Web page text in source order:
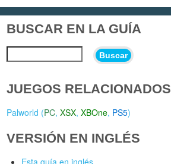
BUSCAR EN LA GUÍA
Buscar
JUEGOS RELACIONADOS
Palworld (PC,XSX,XBOne, PS5)
VERSIÓN EN INGLÉS